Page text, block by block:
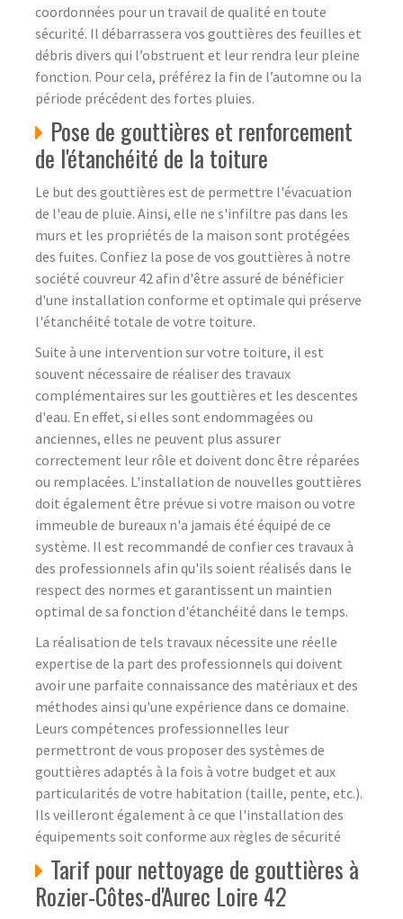
coordonnées pour un travail de qualité en toute
sécurité. Il débarrassera vos gouttières des feuilles et
débris divers qui l’obstruent et leur rendra leur pleine
fonction. Pour cela, préférez la fin de l’automne ou la
période précédent des fortes pluies.
Pose de gouttières et renforcement
de l'étanchéité de la toiture
Le but des gouttières est de permettre l'évacuation
de l'eau de pluie. Ainsi, elle ne s'infiltre pas dans les
murs et les propriétés de la maison sont protégées
des fuites. Confiez la pose de vos gouttières à notre
société couvreur 42 afin d'être assuré de bénéficier
d'une installation conforme et optimale qui préserve
l'étanchéité totale de votre toiture.
Suite à une intervention sur votre toiture, il est
souvent nécessaire de réaliser des travaux
complémentaires sur les gouttières et les descentes
d'eau. En effet, si elles sont endommagées ou
anciennes, elles ne peuvent plus assurer
correctement leur rôle et doivent donc être réparées
ou remplacées. L'installation de nouvelles gouttières
doit également être prévue si votre maison ou votre
immeuble de bureaux n'a jamais été équipé de ce
système. Il est recommandé de confier ces travaux à
des professionnels afin qu'ils soient réalisés dans le
respect des normes et garantissent un maintien
optimal de sa fonction d'étanchéité dans le temps.
La réalisation de tels travaux nécessite une réelle
expertise de la part des professionnels qui doivent
avoir une parfaite connaissance des matériaux et des
méthodes ainsi qu'une expérience dans ce domaine.
Leurs compétences professionnelles leur
permettront de vous proposer des systèmes de
gouttières adaptés à la fois à votre budget et aux
particularités de votre habitation (taille, pente, etc.).
Ils veilleront également à ce que l'installation des
équipements soit conforme aux règles de sécurité
Tarif pour nettoyage de gouttières à
Rozier-Côtes-d'Aurec Loire 42